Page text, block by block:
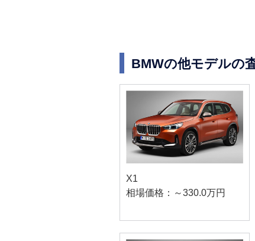
BMWの他モデルの
X1
相場価格：～330.0万円